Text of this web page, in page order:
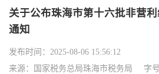
关于公布珠海市第十六批非营
通知
发布时间： 2025-08-06 15:56:12
来源：
国家税务总局珠海市税务局 字号